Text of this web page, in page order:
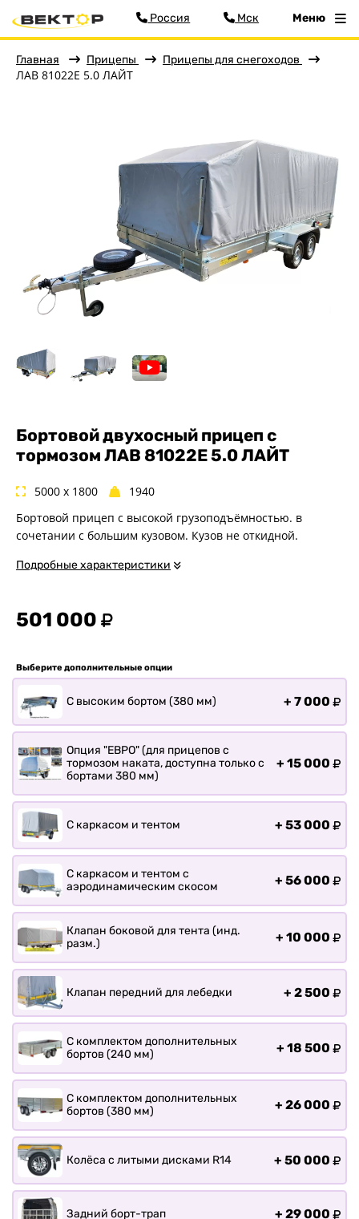
Меню
Главная
Прицепы для квадроциклов
Прицепы для гидроциклов
Прицепы с тормозом
Прицепы для перевозки
спецтехники
Прицепы для вездехода-
болотохода
Прицепы для мотоблока
Прицепы для лодки РИБ
Прицепы для ПВХ Ротан
Прицепы для перевозки
Дилеры
О заводе
Тюнинг прицепов
Статьи
Оплата
Доставка
Фильтр
Россия Мск Меню
Главная Прицепы Прицепы для снегоходов
ЛАВ 81022E 5.0 ЛАЙТ
Бортовой двухосный прицеп с
тормозом ЛАВ 81022E 5.0 ЛАЙТ
5000 x 1800
1940
Бортовой прицеп с высокой грузоподъёмностью. в
сочетании с большим кузовом. Кузов не откидной.
Подробные характеристики
501 000
Выберите дополнительные опции
С высоким бортом (380 мм) + 7 000
Опция "ЕВРО" (для прицепов с
тормозом наката, доступна только с
бортами 380 мм)
+ 15 000
С каркасом и тентом + 53 000
С каркасом и тентом с
аэродинамическим скосом
+ 56 000
Клапан боковой для тента (инд.
разм.)
+ 10 000
Клапан передний для лебедки + 2 500
С комплектом дополнительных
бортов (240 мм)
+ 18 500
С комплектом дополнительных
бортов (380 мм)
+ 26 000
Колёса с литыми дисками R14 + 50 000
Задний борт-трап + 29 000